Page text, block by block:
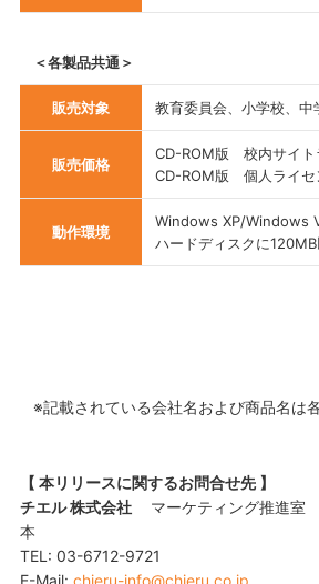
＜各製品共通＞
販売対象 教育委員会、小学校、
販売価格
CD-ROM版 校内サイ
CD-ROM版 個人ライ
動作環境
Windows XP/Windows
ハードディスクに
※記載されている会社名および商品名は
【 本リリースに関するお問合せ先 】
チエル 株式会社 マーケティング推進
本
TEL: 03-6712-9721
E-Mail: chieru-info@chieru.co.jp